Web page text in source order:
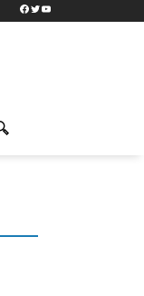
Facebook
TwitterYouTube